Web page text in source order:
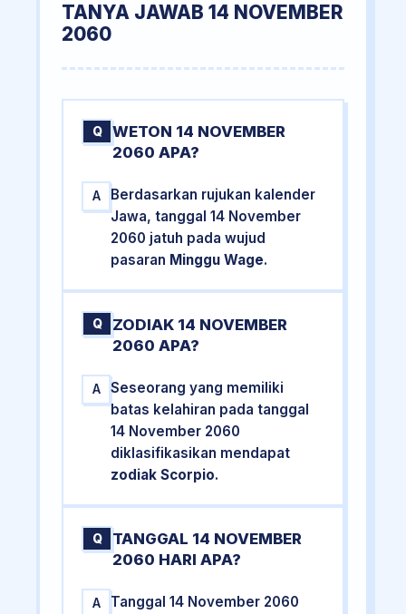
TANYA JAWAB 14 NOVEMBER
2060
Q
WETON 14 NOVEMBER
2060 APA?
A
Berdasarkan rujukan kalender
Jawa, tanggal 14 November
2060 jatuh pada wujud
pasaran Minggu Wage.
Q
ZODIAK 14 NOVEMBER
2060 APA?
A
Seseorang yang memiliki
batas kelahiran pada tanggal
14 November 2060
diklasifikasikan mendapat
zodiak Scorpio.
Q
TANGGAL 14 NOVEMBER
2060 HARI APA?
A
Tanggal 14 November 2060